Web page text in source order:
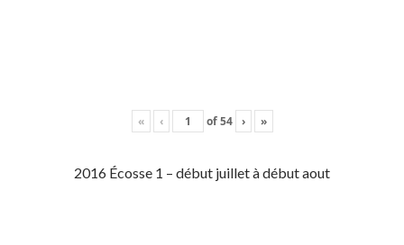
« ‹ of54 › »
2016 Écosse 1 – début juillet à début aout